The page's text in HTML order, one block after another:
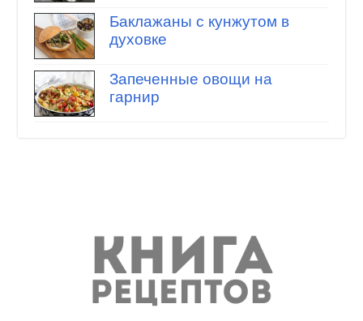
Баклажаны с кунжутом в
духовке
Запеченные овощи на
гарнир